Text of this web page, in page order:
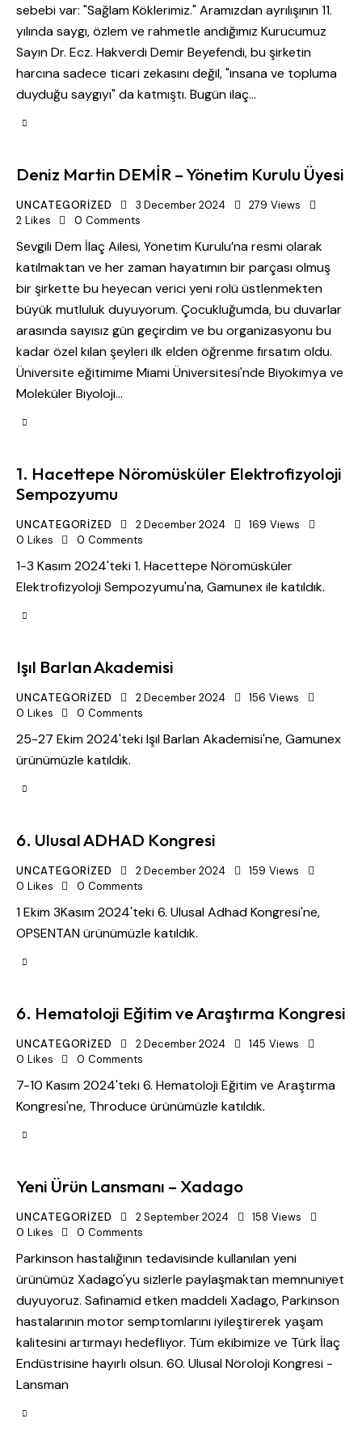
sebebi var: "Sağlam Köklerimiz." Aramızdan ayrılışının 11.
yılında saygı, özlem ve rahmetle andığımız Kurucumuz
Sayın Dr. Ecz. Hakverdi Demir Beyefendi, bu şirketin
harcına sadece ticari zekasını değil, "insana ve topluma
duyduğu saygıyı" da katmıştı. Bugün ilaç…
Deniz Martin DEMİR – Yönetim Kurulu Üyesi
UNCATEGORIZED 3 December 2024 279 Views
2 Likes 0 Comments
Sevgili Dem İlaç Ailesi, Yönetim Kurulu’na resmi olarak
katılmaktan ve her zaman hayatımın bir parçası olmuş
bir şirkette bu heyecan verici yeni rolü üstlenmekten
büyük mutluluk duyuyorum. Çocukluğumda, bu duvarlar
arasında sayısız gün geçirdim ve bu organizasyonu bu
kadar özel kılan şeyleri ilk elden öğrenme fırsatım oldu.
Üniversite eğitimime Miami Üniversitesi'nde Biyokimya ve
Moleküler Biyoloji…
1. Hacettepe Nöromüsküler Elektrofizyoloji
Sempozyumu
UNCATEGORIZED 2 December 2024 169 Views
0 Likes 0 Comments
1-3 Kasım 2024'teki 1. Hacettepe Nöromüsküler
Elektrofizyoloji Sempozyumu'na, Gamunex ile katıldık.
Işıl Barlan Akademisi
UNCATEGORIZED 2 December 2024 156 Views
0 Likes 0 Comments
25-27 Ekim 2024'teki Işıl Barlan Akademisi'ne, Gamunex
ürünümüzle katıldık.
6. Ulusal ADHAD Kongresi
UNCATEGORIZED 2 December 2024 159 Views
0 Likes 0 Comments
1 Ekim 3Kasım 2024'teki 6. Ulusal Adhad Kongresi'ne,
OPSENTAN ürünümüzle katıldık.
6. Hematoloji Eğitim ve Araştırma Kongresi
UNCATEGORIZED 2 December 2024 145 Views
0 Likes 0 Comments
7-10 Kasım 2024'teki 6. Hematoloji Eğitim ve Araştırma
Kongresi'ne, Throduce ürünümüzle katıldık.
Yeni Ürün Lansmanı – Xadago
UNCATEGORIZED 2 September 2024 158 Views
0 Likes 0 Comments
Parkinson hastalığının tedavisinde kullanılan yeni
ürünümüz Xadago'yu sizlerle paylaşmaktan memnuniyet
duyuyoruz. Safinamid etken maddeli Xadago, Parkinson
hastalarının motor semptomlarını iyileştirerek yaşam
kalitesini artırmayı hedefliyor. Tüm ekibimize ve Türk İlaç
Endüstrisine hayırlı olsun. 60. Ulusal Nöroloji Kongresi -
Lansman